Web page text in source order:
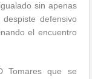
sin apenas
defensivo
el encuentro
Tomares que se